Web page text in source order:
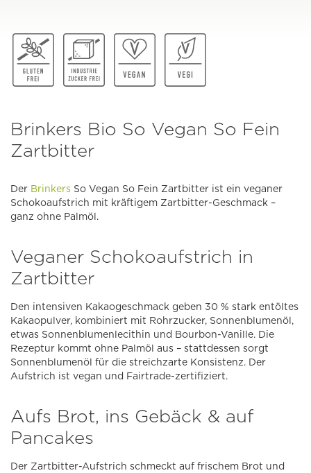
Brinkers Bio So Vegan So Fein
Zartbitter
Der Brinkers So Vegan So Fein Zartbitter ist ein veganer
Schokoaufstrich mit kräftigem Zartbitter-Geschmack –
ganz ohne Palmöl.
Veganer Schokoaufstrich in
Zartbitter
Den intensiven Kakaogeschmack geben 30 % stark entöltes
Kakaopulver, kombiniert mit Rohrzucker, Sonnenblumenöl,
etwas Sonnenblumenlecithin und Bourbon-Vanille. Die
Rezeptur kommt ohne Palmöl aus – stattdessen sorgt
Sonnenblumenöl für die streichzarte Konsistenz. Der
Aufstrich ist vegan und Fairtrade-zertifiziert.
Aufs Brot, ins Gebäck & auf
Pancakes
Der Zartbitter-Aufstrich schmeckt auf frischem Brot und